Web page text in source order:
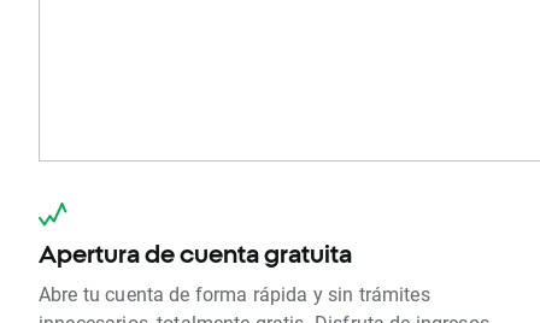
Apertura de cuenta gratuita
Abre tu cuenta de forma rápida y sin trámites